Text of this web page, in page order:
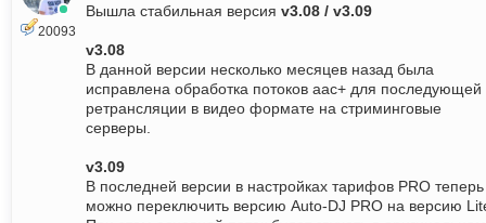
20093
Вышла стабильная версия v3.08 / v3.09
v3.08
В данной версии несколько месяцев назад была
исправлена обработка потоков aac+ для последующей
ретрансляции в видео формате на стриминговые
серверы.
v3.09
В последней версии в настройках тарифов PRO теперь
можно переключить версию Auto-DJ PRO на версию